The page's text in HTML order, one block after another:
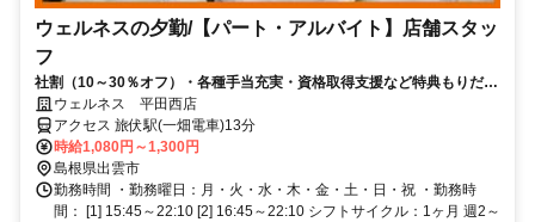
ウェルネスの夕勤/【パート・アルバイト】店舗スタッ
フ
社割（10～30％オフ）・各種手当充実・資格取得支援など特典もりだく
さん！未経験スタートがほとんど♪
ウェルネス 平田西店
アクセス 旅伏駅(一畑電車)13分
時給1,080円～1,300円
島根県出雲市
勤務時間 ・勤務曜日：月・火・水・木・金・土・日・祝 ・勤務時
間： [1] 15:45～22:10 [2] 16:45～22:10 シフトサイクル：1ヶ月 週2～